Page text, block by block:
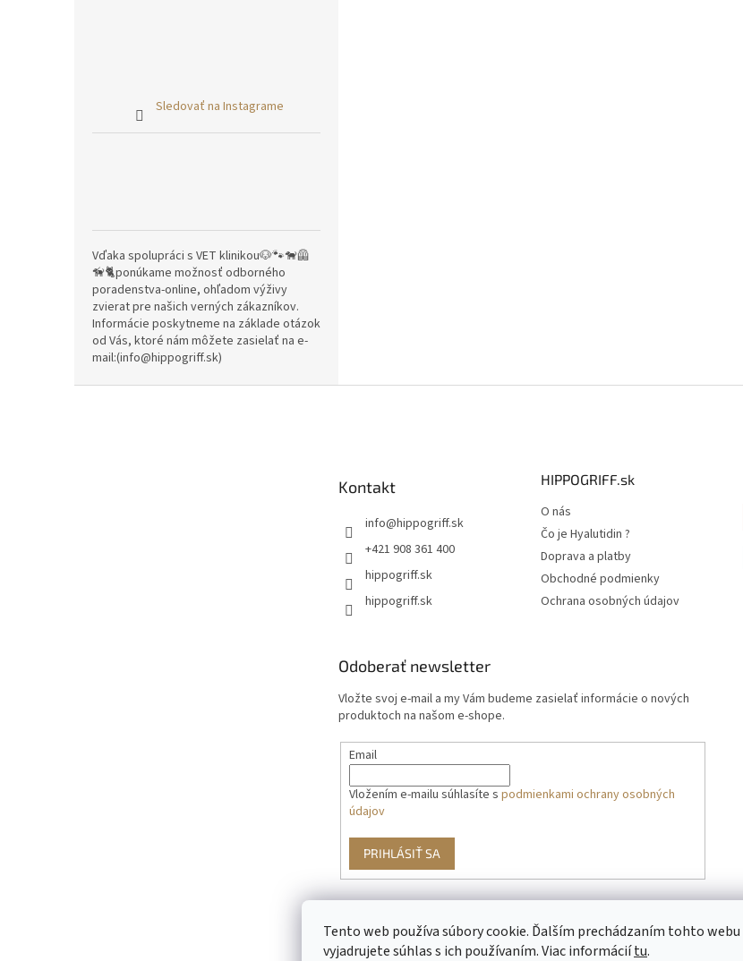
Tento web používa súbory cookie. Ďalším prechádzaním tohto webu
vyjadrujete súhlas s ich používaním. Viac informáciítu.
Sledovať na Instagrame
Vďaka spolupráci s VET klinikou🐶🐾🐕‍🦺
🦮🐈ponúkame možnosť odborného
poradenstva-online, ohľadom výživy
zvierat pre našich verných zákazníkov.
Informácie poskytneme na základe otázok
od Vás, ktoré nám môžete zasielať na e-
mail:(info@hippogriff.sk)
Kontakt
info@hippogriff.sk
+421 908 361 400
hippogriff.sk
hippogriff.sk
HIPPOGRIFF.sk
O nás
Čo je Hyalutidin ?
Doprava a platby
Obchodné podmienky
Ochrana osobných údajov
Odoberať newsletter
Vložte svoj e-mail a my Vám budeme zasielať informácie o nových
produktoch na našom e-shope.
Email
Vložením e-mailu súhlasíte s podmienkami ochrany osobných
údajov
PRIHLÁSIŤ SA
g